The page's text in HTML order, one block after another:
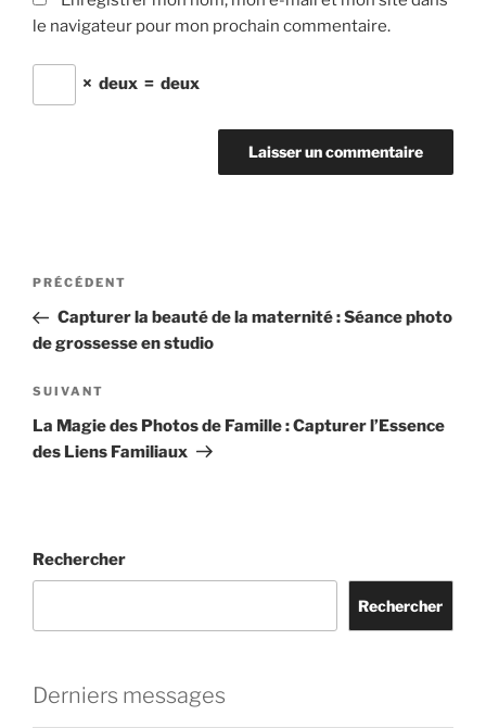
le navigateur pour mon prochain commentaire.
× deux = deux
Navigation
l’article
Article
précédent
PRÉCÉDENT
Capturer la beauté de la maternité : Séance photo
de grossesse en studio
Article
suivant
SUIVANT
La Magie des Photos de Famille : Capturer l’Essence
des Liens Familiaux
Rechercher
Rechercher
Derniers messages